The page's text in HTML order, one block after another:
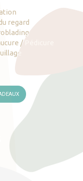
regard
/ Pédicure